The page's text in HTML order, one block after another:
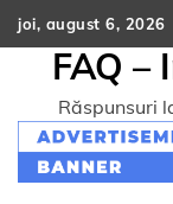
Skip
to
content
joi, august 6, 2026
FAQ –
Răspunsuri